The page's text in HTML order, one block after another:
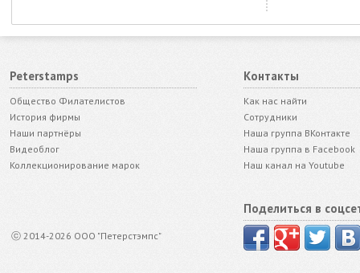
Peterstamps
Общество Филателистов
История фирмы
Наши партнёры
Видеоблог
Коллекционирование марок
ⓒ 2014-2026 ООО "Петерстэмпс"
Контакты
Как нас найти
Сотрудники
Наша группа ВКонтакте
Наша группа в Facebook
Наш канал на Youtube
Поделиться в